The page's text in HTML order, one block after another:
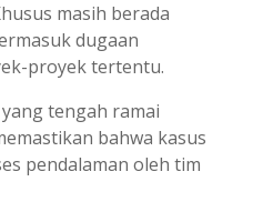
masih berada
dugaan
proyek tertentu.
tengah ramai
bahwa kasus
pendalaman oleh tim